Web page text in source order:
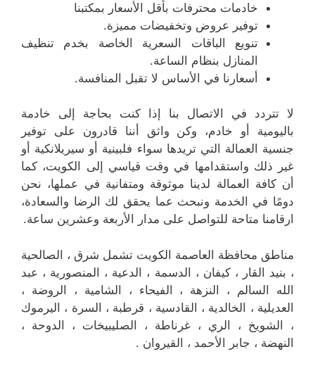
خادمات محترفات بأقل الأسعار بمكتبنا
توفير عروض وتخفيضات مميزة.
تنويع الباقات السعرية الخاصة بخدم تنظيف
المنازل بنظام الساعة.
أسعارنا في الأساس لا تقبل المنافسة.
لا تتردد في الاتصال بنا إذا كنت بحاجة إلى خادمة
باليومية أو خادم، وكن واثق أننا قادرون على توفير
جنسية العمالة التي تريدها سواء فلبينية أو سيريلانكية أو
غير ذلك واستقدامها في وقت قياسي إلى الكويت، كما
أن كافة العمالة لدينا موثوقة ومتفانية في عملها، نحن
دومًا في الخدمة ونبحث عما يحقق لك الرضا والسعادة،
ارقامنا متاحة للتواصل على مدار الأربعة وعشرين ساعة.
مناطق محافظة العاصمة الكويت تشمل شرق ، الصالحية
، بنيد القار ، كيفان ، الدسمة ، الدعية ، المنصورية ، عبد
الله السالم ، النزهة ، الفيحاء ، الشامية ، الروضة ،
العديلية ، الخالدية ، القادسية ، قرطبة ، السرة ، اليرموك
، الشويخ ، الري ، غرناطة ، الصليبيخات ، الدوحة ،
النهضة ، جابر الأحمد ، القيروان .